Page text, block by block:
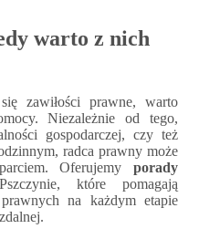
warto z nich
zawiłości prawne, warto
Niezależnie od tego,
gospodarczej, czy też
radca prawny może
Oferujemy porady
które pomagają
na każdym etapie